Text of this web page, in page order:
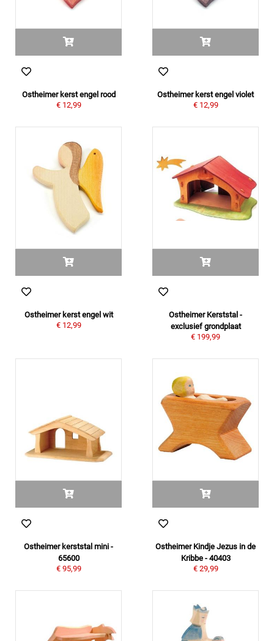
Ostheimer kerst engel rood
€ 12,99
Ostheimer kerst engel violet
€ 12,99
Ostheimer kerst engel wit
€ 12,99
Ostheimer Kerststal -
exclusief grondplaat
€ 199,99
Ostheimer kerststal mini -
65600
€ 95,99
Ostheimer Kindje Jezus in de
Kribbe - 40403
€ 29,99